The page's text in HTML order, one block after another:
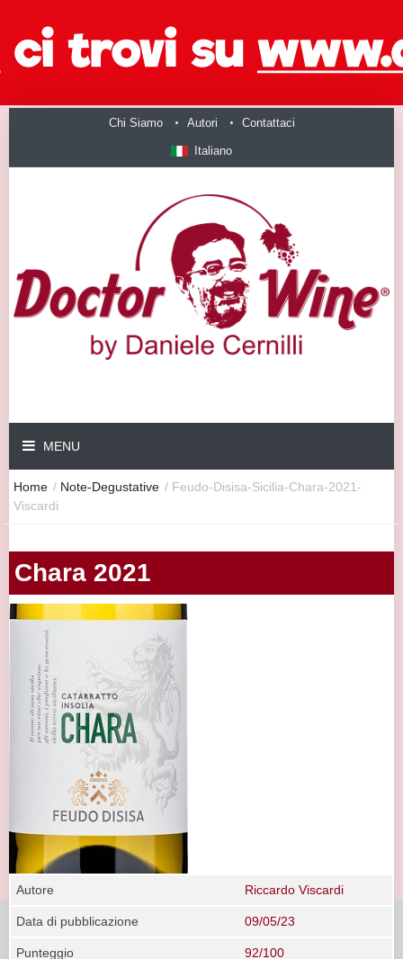
Chi Siamo Autori Contattaci
Italiano
MENU
Home / Note-Degustative / Feudo-Disisa-Sicilia-Chara-2021-
Viscardi
Chara 2021
Autore Riccardo Viscardi
Data di pubblicazione 09/05/23
Punteggio 92/100